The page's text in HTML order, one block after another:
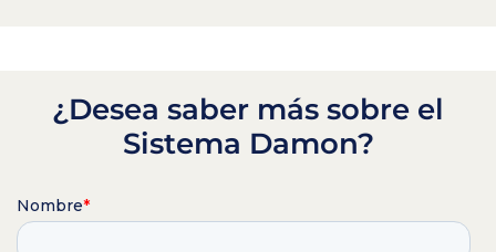
¿Desea saber más sobre el
Sistema Damon?